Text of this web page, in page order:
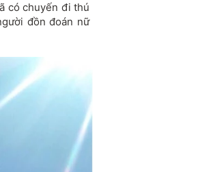
có chuyến đi thú
đồn đoán nữ